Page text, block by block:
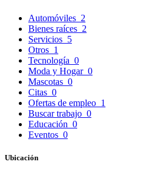
Automóviles 2
Bienes raíces 2
Servicios 5
Otros 1
Tecnología 0
Moda y Hogar 0
Mascotas 0
Citas 0
Ofertas de empleo 1
Buscar trabajo 0
Educación 0
Eventos 0
Ubicación